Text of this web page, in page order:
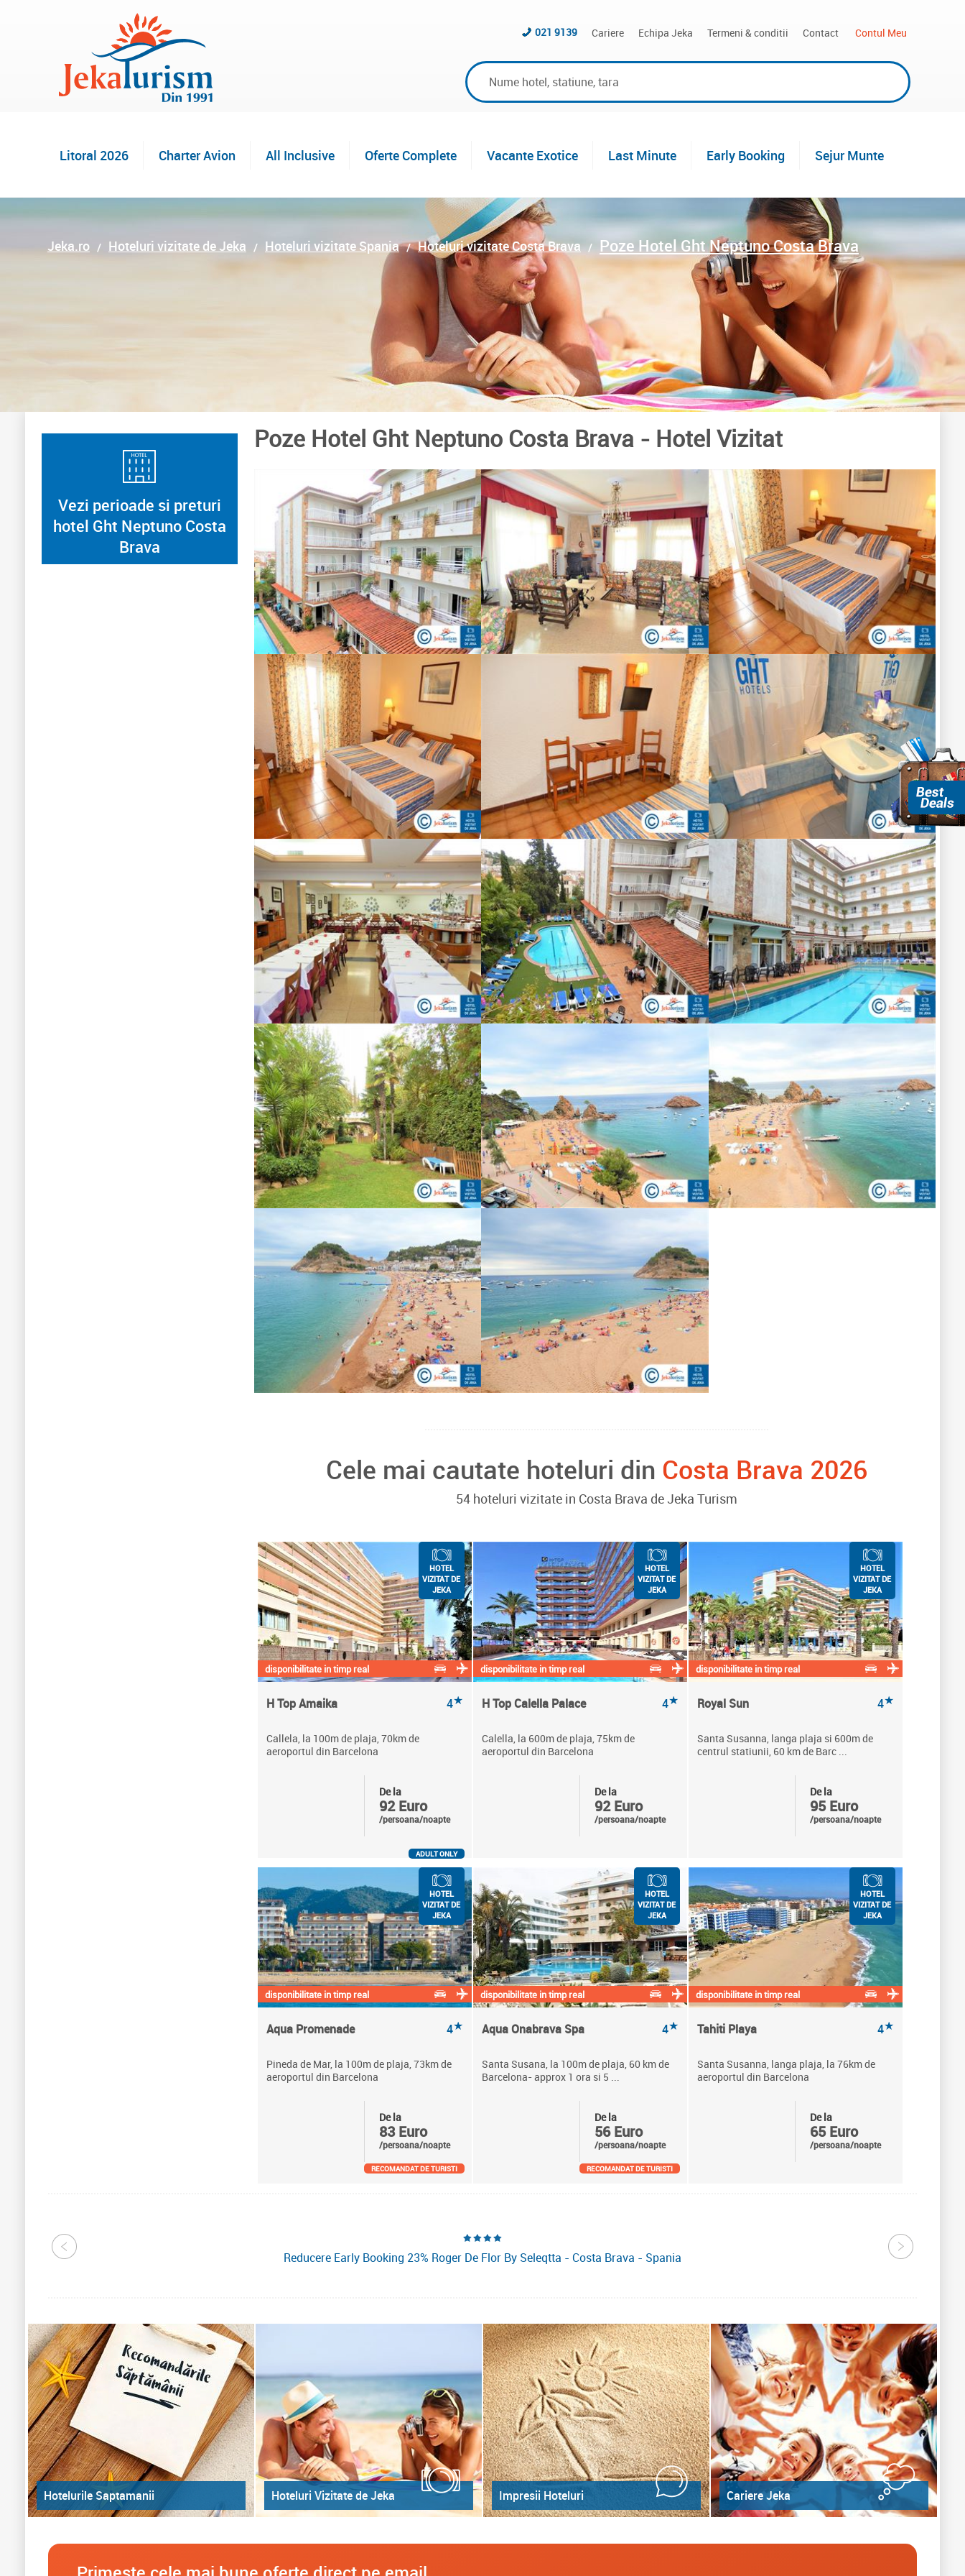
Cariere Echipa Jeka Termeni & conditii Contact Contul Meu
021 9139
Litoral 2026 Charter Avion All Inclusive Oferte Complete Vacante Exotice Last Minute Early Booking Sejur Munte
Jeka.ro Hoteluri vizitate de Jeka Hoteluri vizitate Spania Hoteluri vizitate Costa Brava Poze Hotel Ght Neptuno Costa Brava
Poze Hotel Ght Neptuno Costa Brava - Hotel Vizitat
Cele mai cautate hoteluri din Costa Brava 2026
54 hoteluri vizitate in Costa Brava de Jeka Turism
disponibilitate in timp real
H Top Amaika 4★
Callela, la 100m de plaja, 70km de
aeroportul din Barcelona
De la
92 Euro
/persoana/noapte
HOTEL
VIZITAT DE
JEKA
ADULT ONLY
disponibilitate in timp real
H Top Calella Palace 4★
Calella, la 600m de plaja, 75km de
aeroportul din Barcelona
De la
92 Euro
/persoana/noapte
HOTEL
VIZITAT DE
JEKA
disponibilitate in timp real
Royal Sun 4★
Santa Susanna, langa plaja si 600m de
centrul statiunii, 60 km de Barc ...
De la
95 Euro
/persoana/noapte
HOTEL
VIZITAT DE
JEKA
disponibilitate in timp real
Aqua Promenade 4★
Pineda de Mar, la 100m de plaja, 73km de
aeroportul din Barcelona
De la
83 Euro
/persoana/noapte
HOTEL
VIZITAT DE
JEKA
RECOMANDAT DE TURISTI
disponibilitate in timp real
Aqua Onabrava Spa 4★
Santa Susana, la 100m de plaja, 60 km de
Barcelona- approx 1 ora si 5 ...
De la
56 Euro
/persoana/noapte
HOTEL
VIZITAT DE
JEKA
RECOMANDAT DE TURISTI
disponibilitate in timp real
Tahiti Playa 4★
Santa Susanna, langa plaja, la 76km de
aeroportul din Barcelona
De la
65 Euro
/persoana/noapte
HOTEL
VIZITAT DE
JEKA
Vezi perioade si preturi
hotel Ght Neptuno Costa
Brava
Reducere Early Booking 23% Roger De Flor By Seleqtta - Costa Brava - Spania
Hotelurile Saptamanii Hoteluri Vizitate de Jeka Impresii Hoteluri Cariere Jeka